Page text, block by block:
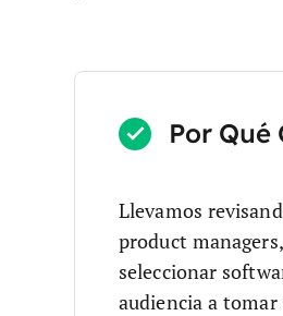
Por Qué
Llevamos
product
seleccionar
audiencia a